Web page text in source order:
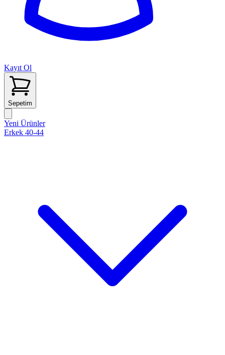
Kayıt Ol
Sepetim
Yeni Ürünler
Erkek 40-44